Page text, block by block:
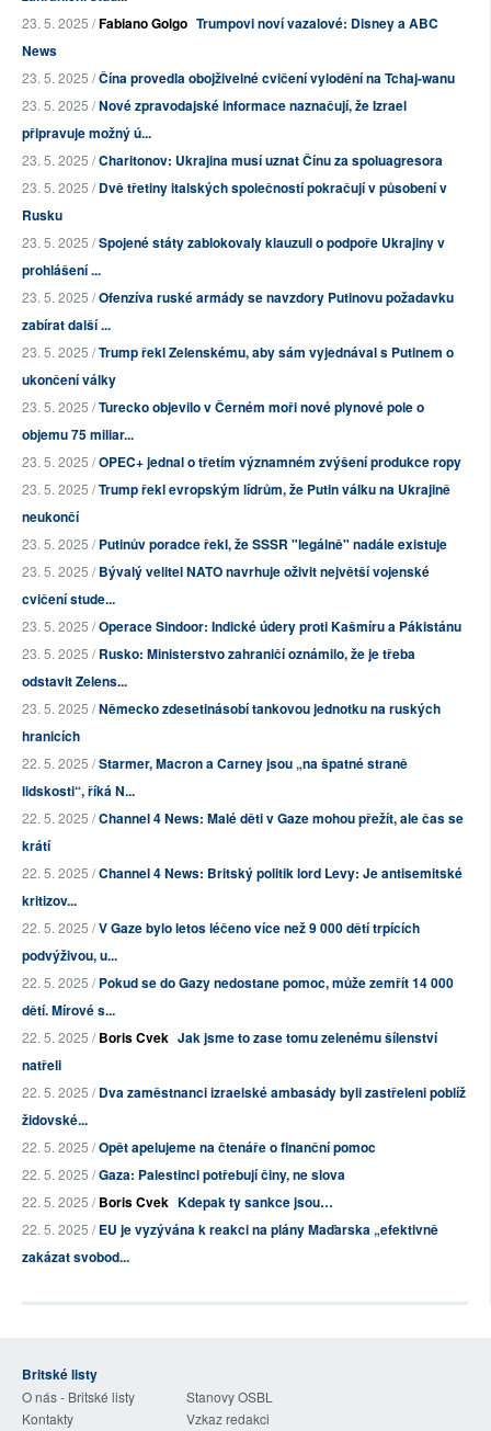
23. 5. 2025 /Fabiano Golgo Trumpovi noví vazalové: Disney a ABC
News
23. 5. 2025 /Čína provedla obojživelné cvičení vylodění na Tchaj-wanu
23. 5. 2025 /Nové zpravodajské informace naznačují, že Izrael
připravuje možný ú...
23. 5. 2025 /Charitonov: Ukrajina musí uznat Čínu za spoluagresora
23. 5. 2025 /Dvě třetiny italských společností pokračují v působení v
Rusku
23. 5. 2025 /Spojené státy zablokovaly klauzuli o podpoře Ukrajiny v
prohlášení ...
23. 5. 2025 /Ofenzíva ruské armády se navzdory Putinovu požadavku
zabírat další ...
23. 5. 2025 /Trump řekl Zelenskému, aby sám vyjednával s Putinem o
ukončení války
23. 5. 2025 /Turecko objevilo v Černém moři nové plynové pole o
objemu 75 miliar...
23. 5. 2025 /OPEC+ jednal o třetím významném zvýšení produkce ropy
23. 5. 2025 /Trump řekl evropským lídrům, že Putin válku na Ukrajině
neukončí
23. 5. 2025 /Putinův poradce řekl, že SSSR "legálně" nadále existuje
23. 5. 2025 /Bývalý velitel NATO navrhuje oživit největší vojenské
cvičení stude...
23. 5. 2025 /Operace Sindoor: Indické údery proti Kašmíru a Pákistánu
23. 5. 2025 /Rusko: Ministerstvo zahraničí oznámilo, že je třeba
odstavit Zelens...
23. 5. 2025 /Německo zdesetinásobí tankovou jednotku na ruských
hranicích
22. 5. 2025 /Starmer, Macron a Carney jsou „na špatné straně
lidskosti“, říká N...
22. 5. 2025 /Channel 4 News: Malé děti v Gaze mohou přežít, ale čas se
krátí
22. 5. 2025 /Channel 4 News: Britský politik lord Levy: Je antisemitské
kritizov...
22. 5. 2025 /V Gaze bylo letos léčeno více než 9 000 dětí trpících
podvýživou, u...
22. 5. 2025 /Pokud se do Gazy nedostane pomoc, může zemřít 14 000
dětí. Mírové s...
22. 5. 2025 /Boris Cvek Jak jsme to zase tomu zelenému šílenství
natřeli
22. 5. 2025 /Dva zaměstnanci izraelské ambasády byli zastřeleni poblíž
židovské...
22. 5. 2025 /Opět apelujeme na čtenáře o finanční pomoc
22. 5. 2025 /Gaza: Palestinci potřebují činy, ne slova
22. 5. 2025 /Boris Cvek Kdepak ty sankce jsou…
22. 5. 2025 /EU je vyzývána k reakci na plány Maďarska „efektivně
zakázat svobod...
Britské listy
O nás - Britské listy
Stanovy OSBL
Kontakty
Vzkaz redakci